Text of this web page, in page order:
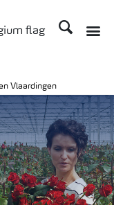
Zoek op
Vlaardingen